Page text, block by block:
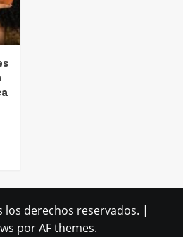
derechos reservados. |
por AF themes.